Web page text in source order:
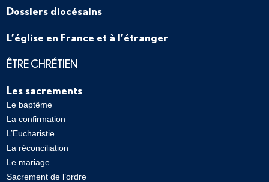
Dossiers diocésains
L’église en France et à l’étranger
ÊTRE CHRÉTIEN
Les sacrements
Le baptême
La confirmation
L’Eucharistie
La réconciliation
Le mariage
Sacrement de l’ordre